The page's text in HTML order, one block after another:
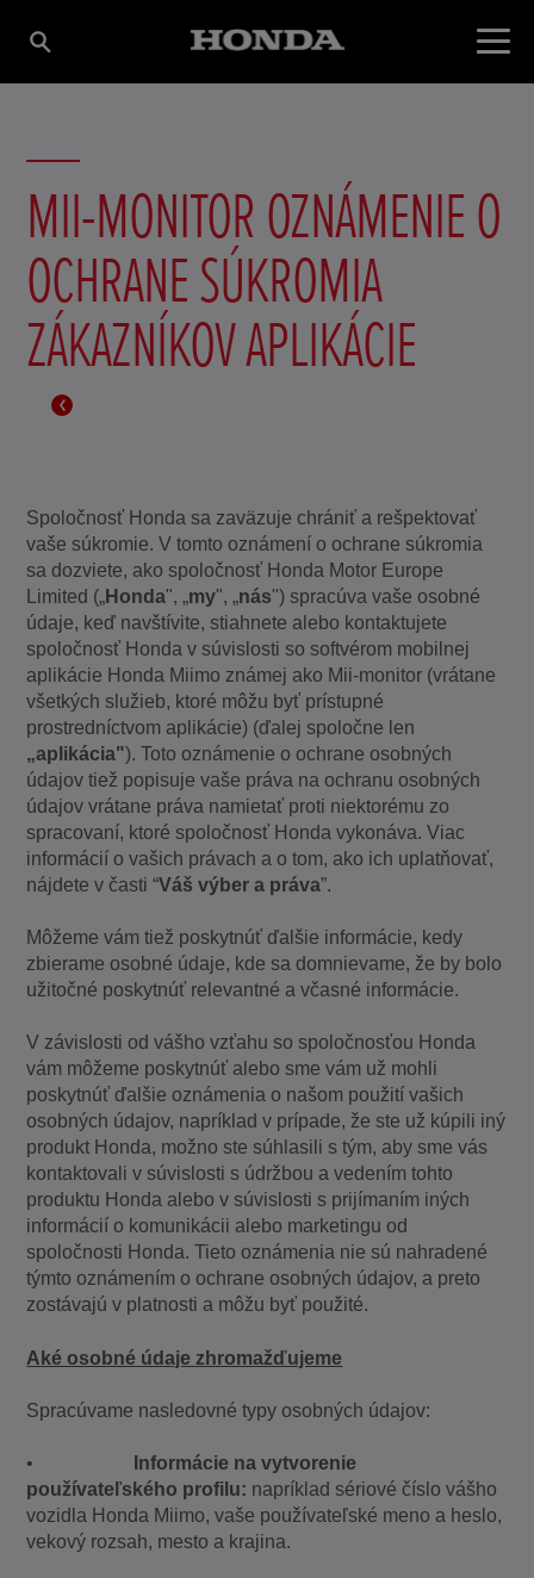
MII-MONITOR OZNÁMENIE O
OCHRANE SÚKROMIA
ZÁKAZNÍKOV APLIKÁCIE
Spoločnosť Honda sa zaväzuje chrániť a rešpektovať
vaše súkromie. V tomto oznámení o ochrane súkromia
sa dozviete, ako spoločnosť Honda Motor Europe
Limited („Honda", „my", „nás") spracúva vaše osobné
údaje, keď navštívite, stiahnete alebo kontaktujete
spoločnosť Honda v súvislosti so softvérom mobilnej
aplikácie Honda Miimo známej ako Mii-monitor (vrátane
všetkých služieb, ktoré môžu byť prístupné
prostredníctvom aplikácie) (ďalej spoločne len
„aplikácia"). Toto oznámenie o ochrane osobných
údajov tiež popisuje vaše práva na ochranu osobných
údajov vrátane práva namietať proti niektorému zo
spracovaní, ktoré spoločnosť Honda vykonáva. Viac
informácií o vašich právach a o tom, ako ich uplatňovať,
nájdete v časti “Váš výber a práva”.
Môžeme vám tiež poskytnúť ďalšie informácie, kedy
zbierame osobné údaje, kde sa domnievame, že by bolo
užitočné poskytnúť relevantné a včasné informácie.
V závislosti od vášho vzťahu so spoločnosťou Honda
vám môžeme poskytnúť alebo sme vám už mohli
poskytnúť ďalšie oznámenia o našom použití vašich
osobných údajov, napríklad v prípade, že ste už kúpili iný
produkt Honda, možno ste súhlasili s tým, aby sme vás
kontaktovali v súvislosti s údržbou a vedením tohto
produktu Honda alebo v súvislosti s prijímaním iných
informácií o komunikácii alebo marketingu od
spoločnosti Honda. Tieto oznámenia nie sú nahradené
týmto oznámením o ochrane osobných údajov, a preto
zostávajú v platnosti a môžu byť použité.
Aké osobné údaje zhromažďujeme
Spracúvame nasledovné typy osobných údajov:
•
Informácie na vytvorenie
používateľského profilu: napríklad sériové číslo vášho
vozidla Honda Miimo, vaše používateľské meno a heslo,
vekový rozsah, mesto a krajina.